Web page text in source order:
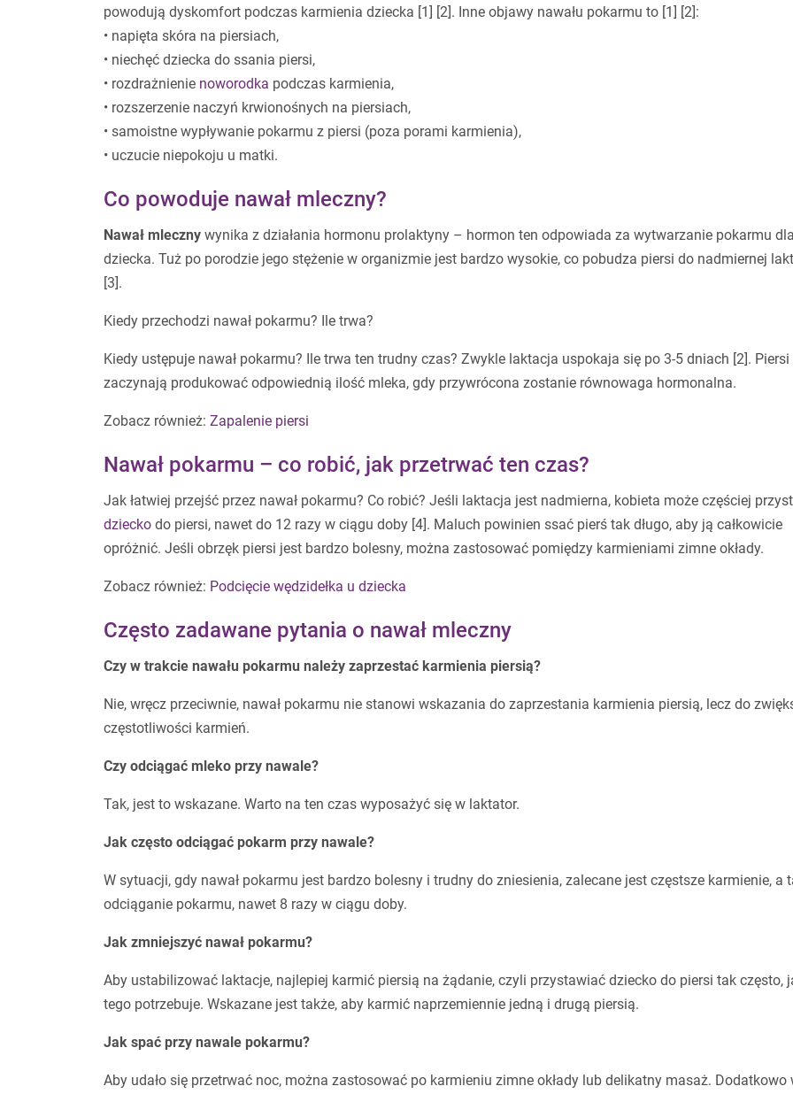
powodują dyskomfort podczas karmienia dziecka [1] [2]. Inne objawy nawału pokarmu to [1] [2]:
• napięta skóra na piersiach,
• niechęć dziecka do ssania piersi,
• rozdrażnienie noworodka podczas karmienia,
• rozszerzenie naczyń krwionośnych na piersiach,
• samoistne wypływanie pokarmu z piersi (poza porami karmienia),
• uczucie niepokoju u matki.
Co powoduje nawał mleczny?
Nawał mleczny wynika z działania hormonu prolaktyny – hormon ten odpowiada za wytwarzanie pokarmu dla
dziecka. Tuż po porodzie jego stężenie w organizmie jest bardzo wysokie, co pobudza piersi do nadmiernej
[3].
Kiedy przechodzi nawał pokarmu? Ile trwa?
Kiedy ustępuje nawał pokarmu? Ile trwa ten trudny czas? Zwykle laktacja uspokaja się po 3-5 dniach [2]. Piersi
zaczynają produkować odpowiednią ilość mleka, gdy przywrócona zostanie równowaga hormonalna.
Zobacz również: Zapalenie piersi
Nawał pokarmu – co robić, jak przetrwać ten czas?
Jak łatwiej przejść przez nawał pokarmu? Co robić? Jeśli laktacja jest nadmierna, kobieta może częściej
dziecko do piersi, nawet do 12 razy w ciągu doby [4]. Maluch powinien ssać pierś tak długo, aby ją całkowicie
opróżnić. Jeśli obrzęk piersi jest bardzo bolesny, można zastosować pomiędzy karmieniami zimne okłady.
Zobacz również: Podcięcie wędzidełka u dziecka
Często zadawane pytania o nawał mleczny
Czy w trakcie nawału pokarmu należy zaprzestać karmienia piersią?
Nie, wręcz przeciwnie, nawał pokarmu nie stanowi wskazania do zaprzestania karmienia piersią, lecz do
częstotliwości karmień.
Czy odciągać mleko przy nawale?
Tak, jest to wskazane. Warto na ten czas wyposażyć się w laktator.
Jak często odciągać pokarm przy nawale?
W sytuacji, gdy nawał pokarmu jest bardzo bolesny i trudny do zniesienia, zalecane jest częstsze karmienie, a
odciąganie pokarmu, nawet 8 razy w ciągu doby.
Jak zmniejszyć nawał pokarmu?
Aby ustabilizować laktacje, najlepiej karmić piersią na żądanie, czyli przystawiać dziecko do piersi tak często,
tego potrzebuje. Wskazane jest także, aby karmić naprzemiennie jedną i drugą piersią.
Jak spać przy nawale pokarmu?
Aby udało się przetrwać noc, można zastosować po karmieniu zimne okłady lub delikatny masaż. Dodatkowo